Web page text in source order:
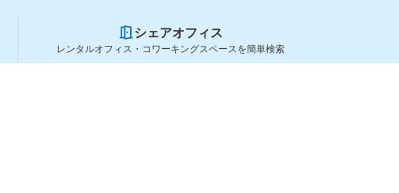
シェアオフィス
レンタルオフィス・コワーキングスペースを簡単検索